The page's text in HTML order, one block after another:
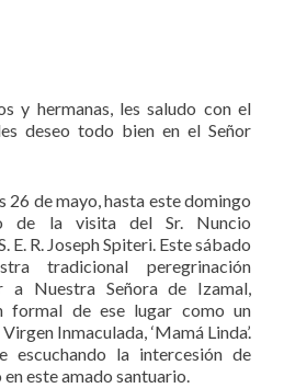
y hermanas, les saludo con el
deseo todo bien en el Señor
26 de mayo, hasta este domingo
de la visita del Sr. Nuncio
E. R. Joseph Spiteri. Este sábado
tradicional peregrinación
a Nuestra Señora de Izamal,
formal de ese lugar como un
Inmaculada, ‘Mamá Linda’.
escuchando la intercesión de
este amado santuario.